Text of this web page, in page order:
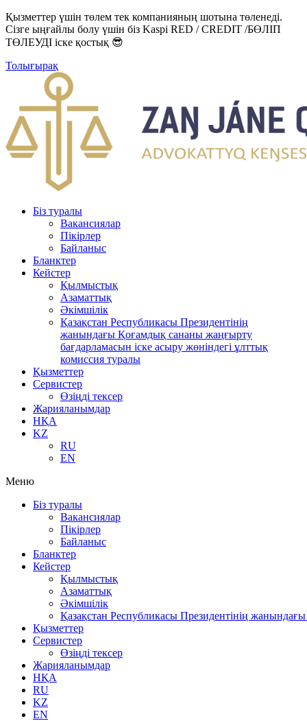
Қызметтер үшін төлем тек компанияның шотына төленеді.
Сізге ыңғайлы болу үшін біз Kaspi RED / CREDIT /БӨЛІП
ТӨЛЕУДІ іске қостық 😎
Толығырақ
Біз туралы
Вакансиялар
Пікірлер
Байланыс
Бланктер
Кейстер
Қылмыстық
Азаматтық
Әкімшілік
Қазақстан Республикасы Президентінің
жанындағы Қоғамдық сананы жаңғырту
бағдарламасын іске асыру жөніндегі ұлттық
комиссия туралы
Қызметтер
Сервистер
Өзіңді тексер
Жарияланымдар
НҚА
KZ
RU
EN
Меню
Біз туралы
Вакансиялар
Пікірлер
Байланыс
Бланктер
Кейстер
Қылмыстық
Азаматтық
Әкімшілік
Қазақстан Республикасы Президентінің
Қызметтер
Сервистер
Өзіңді тексер
Жарияланымдар
НҚА
RU
KZ
EN